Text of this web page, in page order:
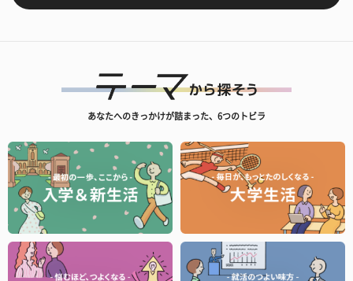
あなたへのきっかけが詰まった、6つのトビラ